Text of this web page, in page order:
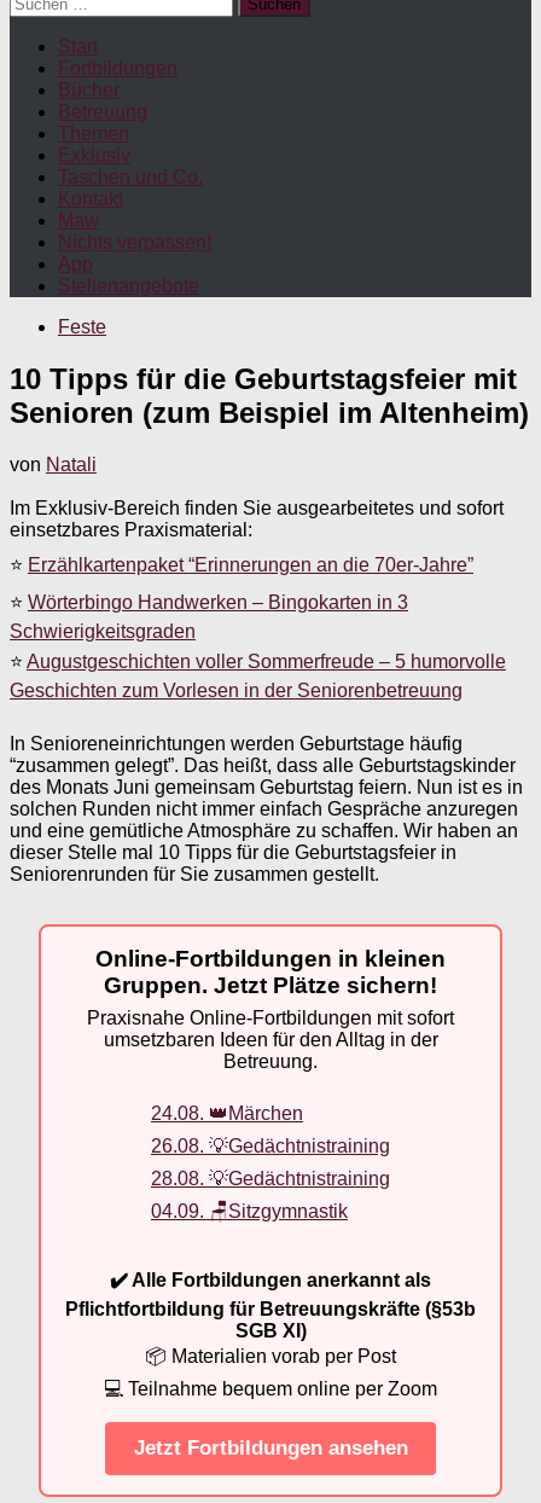
nach:
Start
Fortbildungen
Bücher
Betreuung
Themen
Exklusiv
Taschen und Co.
Kontakt
Maw
Nichts verpassen!
App
Stellenangebote
Feste
10 Tipps für die Geburtstagsfeier mit
Senioren (zum Beispiel im Altenheim)
von Natali
Im Exklusiv-Bereich finden Sie ausgearbeitetes und sofort
einsetzbares Praxismaterial:
⭐ Erzählkartenpaket “Erinnerungen an die 70er-Jahre”
⭐ Wörterbingo Handwerken – Bingokarten in 3
Schwierigkeitsgraden
⭐ Augustgeschichten voller Sommerfreude – 5 humorvolle
Geschichten zum Vorlesen in der Seniorenbetreuung
In Senioreneinrichtungen werden Geburtstage häufig
“zusammen gelegt”. Das heißt, dass alle Geburtstagskinder
des Monats Juni gemeinsam Geburtstag feiern. Nun ist es in
solchen Runden nicht immer einfach Gespräche anzuregen
und eine gemütliche Atmosphäre zu schaffen. Wir haben an
dieser Stelle mal 10 Tipps für die Geburtstagsfeier in
Seniorenrunden für Sie zusammen gestellt.
Online-Fortbildungen in kleinen
Gruppen. Jetzt Plätze sichern!
Praxisnahe Online-Fortbildungen mit sofort
umsetzbaren Ideen für den Alltag in der
Betreuung.
24.08. 👑Märchen
26.08. 💡Gedächtnistraining
28.08. 💡Gedächtnistraining
04.09. 🪑Sitzgymnastik
✔️ Alle Fortbildungen anerkannt als
Pflichtfortbildung für Betreuungskräfte (§53b
SGB XI)
📦 Materialien vorab per Post
💻 Teilnahme bequem online per Zoom
Jetzt Fortbildungen ansehen